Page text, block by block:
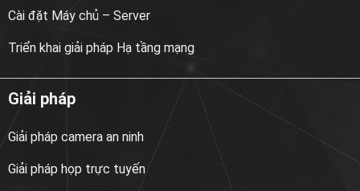
Cài đặt Máy chủ – Server
Triển khai giải pháp Hạ tầng mạng
Giải pháp
Giải pháp camera an ninh
Giải pháp họp trực tuyến